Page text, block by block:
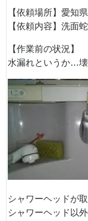
【依頼場所】愛知
【依頼内容】洗面
【作業前の状況】
水漏れというか…
シャワーヘッドが
シャワーヘッド以